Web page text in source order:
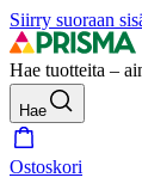
Siirry suoraan
Hae tuotteita –
Hae
Ostoskori